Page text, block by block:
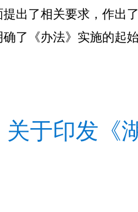
出了相关要求，作出
了《办法》实施的起
于印发《